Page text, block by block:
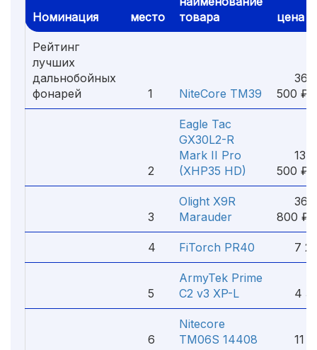
Номинация место
товара
цена
Рейтинг
лучших
дальнобойных
фонарей
1 NiteCore TM39
36
500 ₽
2
Eagle Tac
GX30L2-R
Mark II Pro
(XHP35 HD)
13
500 ₽
3
Olight X9R
Marauder
36
800 ₽
4 FiTorch PR40 7
5
ArmyTek Prime
C2 v3 XP-L
4
6
Nitecore
TM06S 14408
11